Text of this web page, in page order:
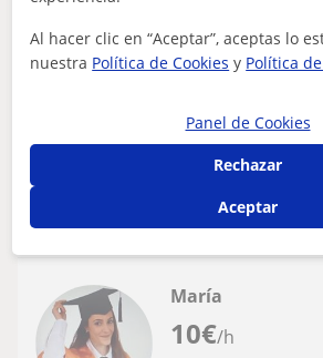
Doy clases particulares para
primaria y ESO, de todas las
Doy clases particulares para niños de
10€/h
María
Al hacer clic en “Aceptar”, aceptas lo
nuestra Política de Cookies y Política
Panel de Cookies
Rechazar
Aceptar